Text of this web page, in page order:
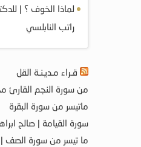
لماذا الخوف ؟ |
راتب النابلسي
قـراء مـديـنـة القل
من سورة النجم القارئ
ماتيسر من سورة البقرة
سورة القيامة | صالح
ما تيسر من سورة الصف